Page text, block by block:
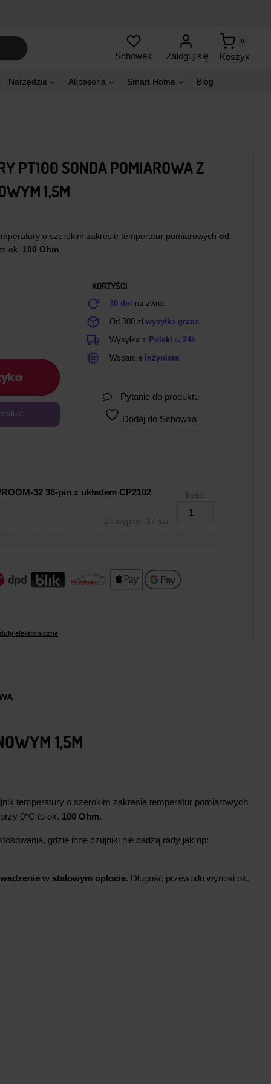
Schowek Zaloguj się Koszyk
0
Narzędzia Akcesoria Smart Home Blog
PT100 SONDA POMIAROWA Z
1,5M
o szerokim zakresie temperatur pomiarowych od
ok. 100 Ohm.
KORZYŚCI
30 dni na zwrot
Od 300 złwysyłka gratis
Wysyłka z Polskiw24h
Wsparcie inżyniera
Pytanie do produktu
Dodaj do Schowka
32 38-pin z układem CP2102
Dostępne: 37 szt.
Ilość:
elektroniczne
1,5M
temperatury o szerokim zakresie temperatur pomiarowych
0*C to ok. 100 Ohm.
gdzie inne czujniki nie dadzą rady jak np:
w stalowym oplocie. Długość przewodu wynosi ok.